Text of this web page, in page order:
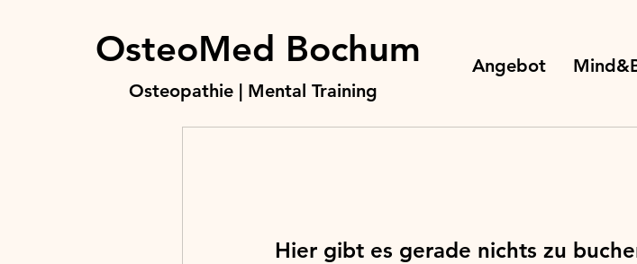
OsteoMed Bochum
Osteopathie | Mental Training
Angebot
Hier gibt es gerade nichts zu